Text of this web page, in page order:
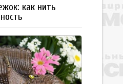
как нить